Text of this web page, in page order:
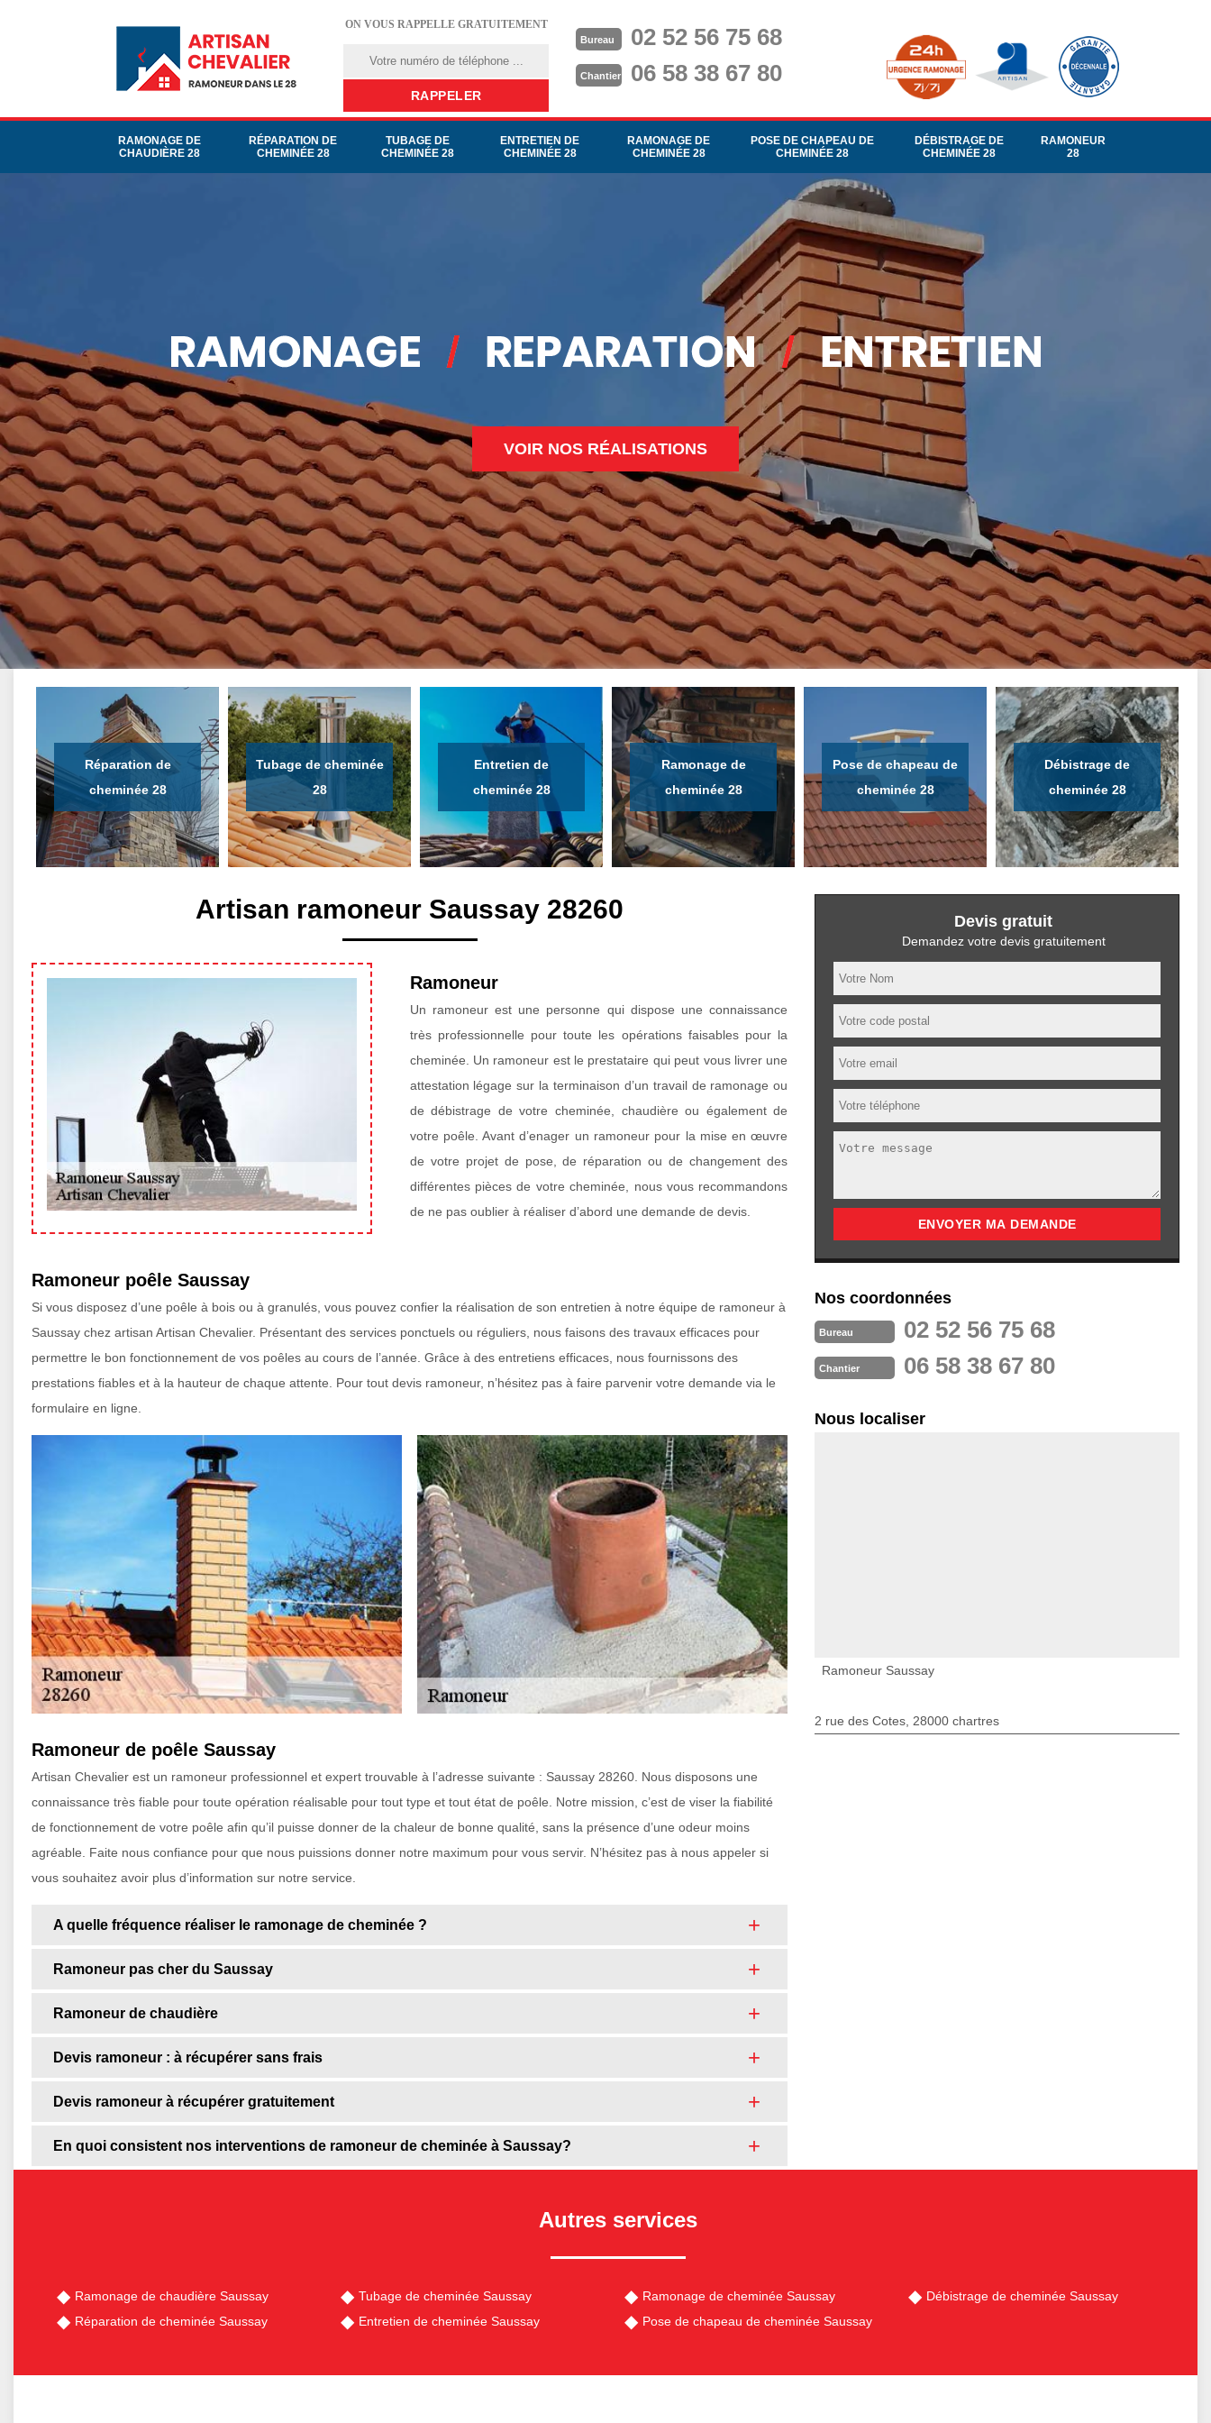
ON VOUS RAPPELLE GRATUITEMENT
Bureau 02 52 56 75 68
Chantier 06 58 38 67 80
RAMONAGE DE
CHAUDIÈRE 28
RÉPARATION DE
CHEMINÉE 28
TUBAGE DE
CHEMINÉE 28
ENTRETIEN DE
CHEMINÉE 28
RAMONAGE DE
CHEMINÉE 28
POSE DE CHAPEAU DE
CHEMINÉE 28
DÉBISTRAGE DE
CHEMINÉE 28
RAMONEUR
28
VOIR NOS RÉALISATIONS
Réparation de
cheminée 28
Tubage de cheminée
28
Entretien de
cheminée 28
Ramonage de
cheminée 28
Pose de chapeau de
cheminée 28
Débistrage de
cheminée 28
Artisan ramoneur Saussay 28260
Ramoneur
Un ramoneur est une personne qui dispose une connaissance
très professionnelle pour toute les opérations faisables pour la
cheminée. Un ramoneur est le prestataire qui peut vous livrer une
attestation légage sur la terminaison d’un travail de ramonage ou
de débistrage de votre cheminée, chaudière ou également de
votre poêle. Avant d’enager un ramoneur pour la mise en œuvre
de votre projet de pose, de réparation ou de changement des
différentes pièces de votre cheminée, nous vous recommandons
de ne pas oublier à réaliser d’abord une demande de devis.
Ramoneur poêle Saussay
Si vous disposez d’une poêle à bois ou à granulés, vous pouvez confier la réalisation de son entretien à notre équipe de ramoneur à
Saussay chez artisan Artisan Chevalier. Présentant des services ponctuels ou réguliers, nous faisons des travaux efficaces pour
permettre le bon fonctionnement de vos poêles au cours de l’année. Grâce à des entretiens efficaces, nous fournissons des
prestations fiables et à la hauteur de chaque attente. Pour tout devis ramoneur, n’hésitez pas à faire parvenir votre demande via le
formulaire en ligne.
Ramoneur de poêle Saussay
Artisan Chevalier est un ramoneur professionnel et expert trouvable à l’adresse suivante : Saussay 28260. Nous disposons une
connaissance très fiable pour toute opération réalisable pour tout type et tout état de poêle. Notre mission, c’est de viser la fiabilité
de fonctionnement de votre poêle afin qu’il puisse donner de la chaleur de bonne qualité, sans la présence d’une odeur moins
agréable. Faite nous confiance pour que nous puissions donner notre maximum pour vous servir. N’hésitez pas à nous appeler si
vous souhaitez avoir plus d’information sur notre service.
A quelle fréquence réaliser le ramonage de cheminée ?
Ramoneur pas cher du Saussay
Ramoneur de chaudière
Devis ramoneur : à récupérer sans frais
Devis ramoneur à récupérer gratuitement
En quoi consistent nos interventions de ramoneur de cheminée à Saussay?
Devis gratuit
Demandez votre devis gratuitement
Nos coordonnées
Bureau 02 52 56 75 68
Chantier 06 58 38 67 80
Nous localiser
Ramoneur Saussay
2 rue des Cotes, 28000 chartres
Autres services
Ramonage de chaudière Saussay
Réparation de cheminée Saussay
Tubage de cheminée Saussay
Entretien de cheminée Saussay
Ramonage de cheminée Saussay
Pose de chapeau de cheminée Saussay
Débistrage de cheminée Saussay